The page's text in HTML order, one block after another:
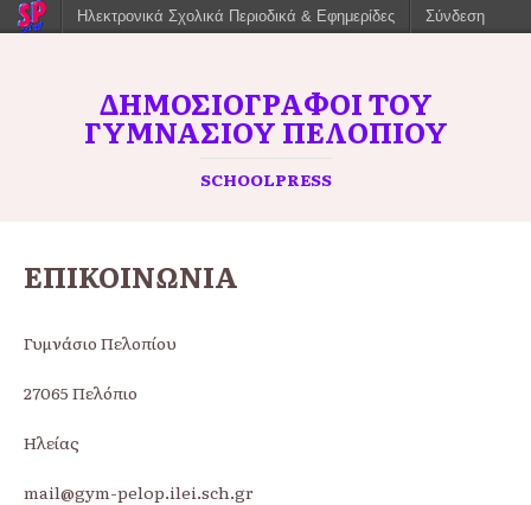
ΔΗΜΟΣΙΟΓΡΆΦΟΙ ΤΟΥ
ΓΥΜΝΑΣΊΟΥ ΠΕΛΟΠΊΟΥ
SCHOOLPRESS
ΕΠΙΚΟΙΝΩΝΙΑ
Γυμνάσιο Πελοπίου
27065 Πελόπιο
Ηλείας
mail@gym-pelop.ilei.sch.gr
Ηλεκτρονικά Σχολικά Περιοδικά & Εφημερίδες Σύνδεση